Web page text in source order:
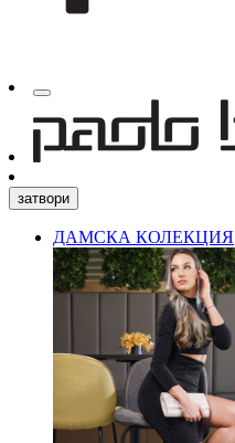
затвори
ДАМСКА КОЛЕКЦИЯ